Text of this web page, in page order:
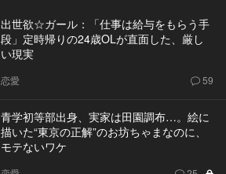
出世欲☆ガール：「仕事は給与をもらう手
段」定時帰りの24歳OLが直面した、厳し
い現実
恋愛 59
青学初等部出身、実家は田園調布…。絵に
描いた“東京の正解”のお坊ちゃまなのに、
モテないワケ